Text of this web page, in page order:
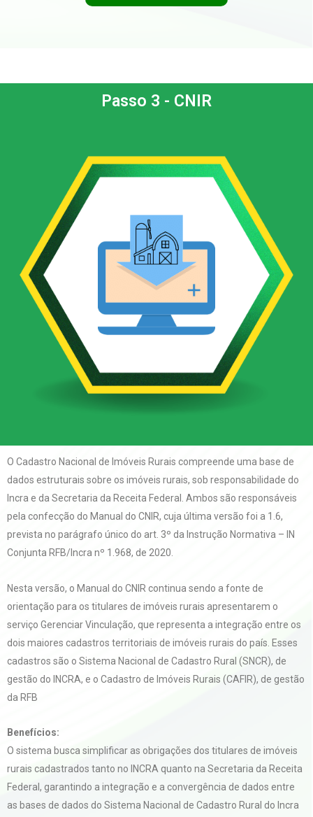
Passo 3 - CNIR
O Cadastro Nacional de Imóveis Rurais compreende uma base de
dados estruturais sobre os imóveis rurais, sob responsabilidade do
Incra e da Secretaria da Receita Federal. Ambos são responsáveis
pela confecção do Manual do CNIR, cuja última versão foi a 1.6,
prevista no parágrafo único do art. 3º da Instrução Normativa – IN
Conjunta RFB/Incra nº 1.968, de 2020.
Nesta versão, o Manual do CNIR continua sendo a fonte de
orientação para os titulares de imóveis rurais apresentarem o
serviço Gerenciar Vinculação, que representa a integração entre os
dois maiores cadastros territoriais de imóveis rurais do país. Esses
cadastros são o Sistema Nacional de Cadastro Rural (SNCR), de
gestão do INCRA, e o Cadastro de Imóveis Rurais (CAFIR), de gestão
da RFB
Benefícios:
O sistema busca simplificar as obrigações dos titulares de imóveis
rurais cadastrados tanto no INCRA quanto na Secretaria da Receita
Federal, garantindo a integração e a convergência de dados entre
as bases de dados do Sistema Nacional de Cadastro Rural do Incra